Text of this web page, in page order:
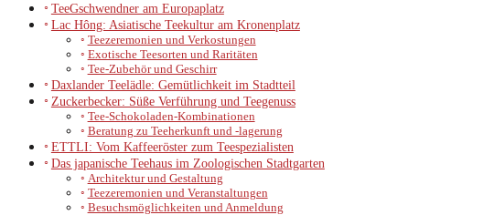
TeeGschwendner am Europaplatz
Lac Hông: Asiatische Teekultur am Kronenplatz
Teezeremonien und Verkostungen
Exotische Teesorten und Raritäten
Tee-Zubehör und Geschirr
Daxlander Teelädle: Gemütlichkeit im Stadtteil
Zuckerbecker: Süße Verführung und Teegenuss
Tee-Schokoladen-Kombinationen
Beratung zu Teeherkunft und -lagerung
ETTLI: Vom Kaffeeröster zum Teespezialisten
Das japanische Teehaus im Zoologischen Stadtgarten
Architektur und Gestaltung
Teezeremonien und Veranstaltungen
Besuchsmöglichkeiten und Anmeldung